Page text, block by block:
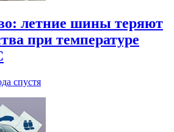
летние шины теряют
при температуре
спустя